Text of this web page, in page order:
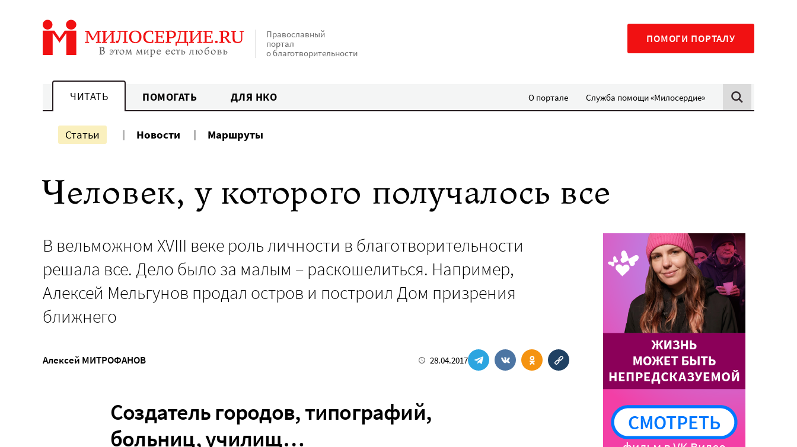
Православный
портал
о благотворительности
ПОМОГИ ПОРТАЛУ
ЧИТАТЬ ПОМОГАТЬ ДЛЯ НКО О портале Служба помощи «Милосердие»
Статьи Новости Маршруты
Человек, у которого получалось все
В вельможном XVIII веке роль личности в благотворительности
решала все. Дело было за малым – раскошелиться. Например,
Алексей Мельгунов продал остров и построил Дом призрения
ближнего
Алексей МИТРОФАНОВ 28.04.2017
Создатель городов, типографий,
больниц, училищ…